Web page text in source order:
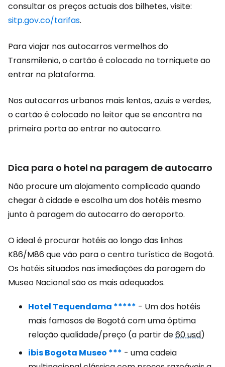
consultar os preços actuais dos bilhetes, visite:
sitp.gov.co/tarifas.
Para viajar nos autocarros vermelhos do
Transmilenio, o cartão é colocado no torniquete ao
entrar na plataforma.
Nos autocarros urbanos mais lentos, azuis e verdes,
o cartão é colocado no leitor que se encontra na
primeira porta ao entrar no autocarro.
Dica para o hotel na paragem de autocarro
Não procure um alojamento complicado quando
chegar à cidade e escolha um dos hotéis mesmo
junto à paragem do autocarro do aeroporto.
O ideal é procurar hotéis ao longo das linhas
K86/M86 que vão para o centro turístico de Bogotá.
Os hotéis situados nas imediações da paragem do
Museo Nacional são os mais adequados.
Hotel Tequendama ***** - Um dos hotéis
mais famosos de Bogotá com uma óptima
relação qualidade/preço (a partir de60 usd)
ibis Bogota Museo *** - uma cadeia